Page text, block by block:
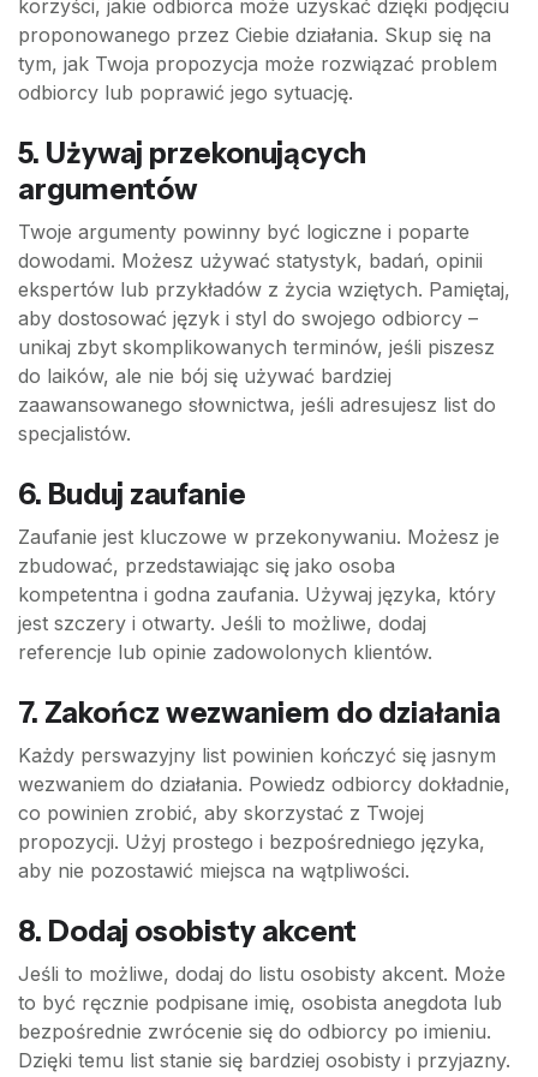
korzyści, jakie odbiorca może uzyskać dzięki podjęciu
proponowanego przez Ciebie działania. Skup się na
tym, jak Twoja propozycja może rozwiązać problem
odbiorcy lub poprawić jego sytuację.
5. Używaj przekonujących
argumentów
Twoje argumenty powinny być logiczne i poparte
dowodami. Możesz używać statystyk, badań, opinii
ekspertów lub przykładów z życia wziętych. Pamiętaj,
aby dostosować język i styl do swojego odbiorcy –
unikaj zbyt skomplikowanych terminów, jeśli piszesz
do laików, ale nie bój się używać bardziej
zaawansowanego słownictwa, jeśli adresujesz list do
specjalistów.
6. Buduj zaufanie
Zaufanie jest kluczowe w przekonywaniu. Możesz je
zbudować, przedstawiając się jako osoba
kompetentna i godna zaufania. Używaj języka, który
jest szczery i otwarty. Jeśli to możliwe, dodaj
referencje lub opinie zadowolonych klientów.
7. Zakończ wezwaniem do działania
Każdy perswazyjny list powinien kończyć się jasnym
wezwaniem do działania. Powiedz odbiorcy dokładnie,
co powinien zrobić, aby skorzystać z Twojej
propozycji. Użyj prostego i bezpośredniego języka,
aby nie pozostawić miejsca na wątpliwości.
8. Dodaj osobisty akcent
Jeśli to możliwe, dodaj do listu osobisty akcent. Może
to być ręcznie podpisane imię, osobista anegdota lub
bezpośrednie zwrócenie się do odbiorcy po imieniu.
Dzięki temu list stanie się bardziej osobisty i przyjazny.